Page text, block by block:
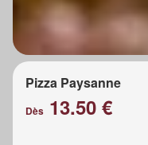
Pizza Paysanne
Dès 13.50 €